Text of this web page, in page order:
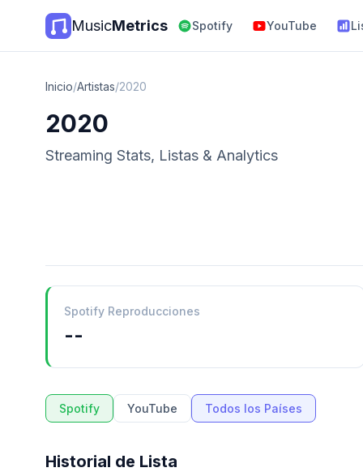
MusicMetrics Spotify YouTube
Inicio/Artistas/2020
2020
Streaming Stats, Listas & Analytics
Spotify Reproducciones
--
Spotify YouTube Todos los Países
Historial de Lista